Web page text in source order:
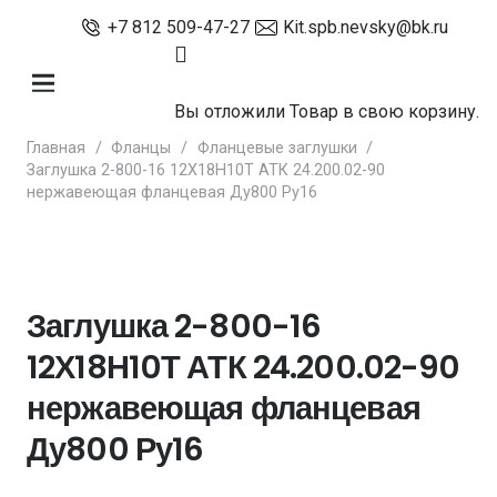
+7 812 509-47-27 Kit.spb.nevsky@bk.ru
Вы отложилиТовар в свою корзину.
Главная / Фланцы / Фланцевые заглушки /
Заглушка 2-800-16 12Х18Н10Т АТК 24.200.02-90
нержавеющая фланцевая Ду800 Ру16
Заглушка 2-800-16
12Х18Н10Т АТК 24.200.02-90
нержавеющая фланцевая
Ду800 Ру16